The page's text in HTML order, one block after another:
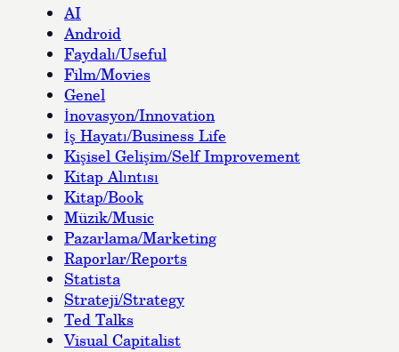
AI
Android
Faydalı/Useful
Film/Movies
Genel
İnovasyon/Innovation
İş Hayatı/Business Life
Kişisel Gelişim/Self Improvement
Kitap Alıntısı
Kitap/Book
Müzik/Music
Pazarlama/Marketing
Raporlar/Reports
Statista
Strateji/Strategy
Ted Talks
Visual Capitalist